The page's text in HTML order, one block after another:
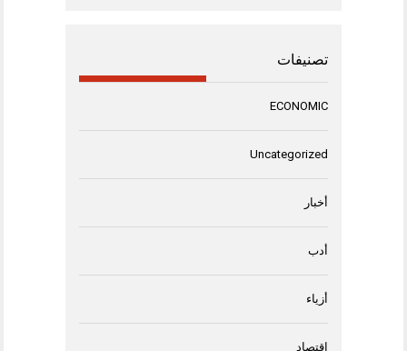
تصنيفات
ECONOMIC
Uncategorized
أخبار
أدب
أزياء
اقتصاد